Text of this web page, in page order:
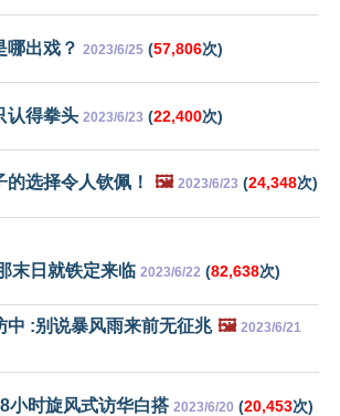
哪出戏？ 2023/6/25 (57,806次)
认得拳头 2023/6/23 (22,400次)
选择令人钦佩！ 🖼️ 2023/6/23 (24,348次)
末日就铁定来临 2023/6/22 (82,638次)
中 :别说暴风雨来前无征兆 🖼️ 2023/6/21
小时旋风式访华白搭 2023/6/20 (20,453次)